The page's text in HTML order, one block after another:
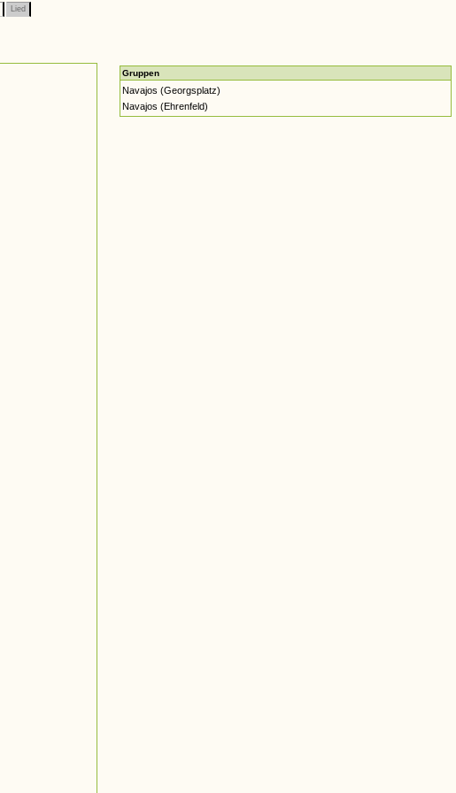
Lied
Gruppen
Navajos (Georgsplatz)
Navajos (Ehrenfeld)